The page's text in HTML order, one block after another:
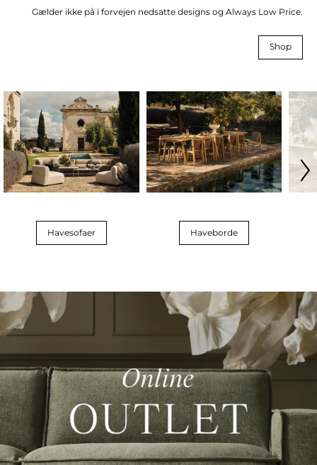
Gælder ikke på i forvejen nedsatte designs og Always Low Price.
Shop
Havesofaer Haveborde